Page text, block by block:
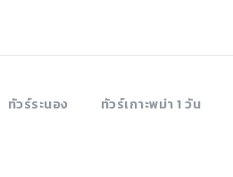
ทัวร์ระนอง ทัวร์เกาะพม่า 1 วัน